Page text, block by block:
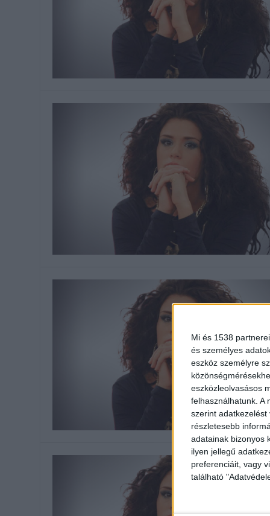
Mi és 1538
és személyes
eszköz személyre
eszközleolvasásos
felhasználhatunk. A
szerint
részletesebb
adatainak bizonyos
ilyen jellegű
preferenciáit, vagy
található